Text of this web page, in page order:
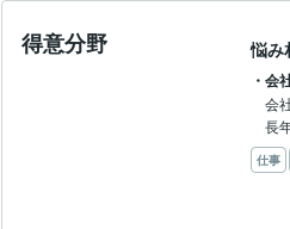
得意分野 悩み
・会
会
長
仕事